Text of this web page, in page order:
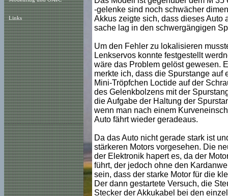
Links
-gelenke sind noch schwächer
Akkus zeigte sich, dass dieses Auto
sache lag in den schwergängigen
Um den Fehler zu lokalisieren
Lenkservos konnte festgestellt
wäre das Problem gelöst gewesen.
merkte ich, dass die Spurstange
Mini-Tröpfchen Loctide auf der
des Gelenkbolzens mit der
die Aufgabe der Haltung der
wenn man nach einem
Auto fährt wieder geradeaus.
Da das Auto nicht gerade stark ist
stärkeren Motors vorgesehen. Die
der Elektronik hapert es, da der
führt, der jedoch ohne den
sein, dass der starke Motor für die
Der dann gestartete Versuch, die
Stecker der Akkukabel bei den